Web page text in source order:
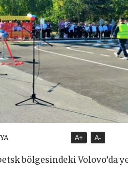
A+ A-
bölgesindeki Volovo’da